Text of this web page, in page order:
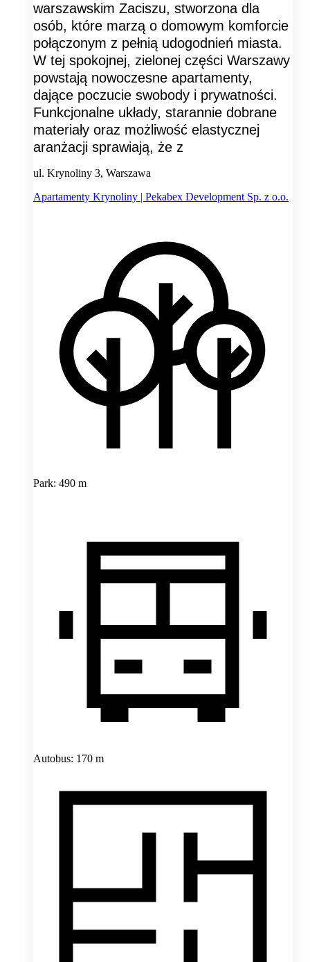
warszawskim Zaciszu, stworzona dla
osób, które marzą o domowym komforcie
połączonym z pełnią udogodnień miasta.
W tej spokojnej, zielonej części Warszawy
powstają nowoczesne apartamenty,
dające poczucie swobody i prywatności.
Funkcjonalne układy, starannie dobrane
materiały oraz możliwość elastycznej
aranżacji sprawiają, że z
ul. Krynoliny 3, Warszawa
Apartamenty Krynoliny | Pekabex Development Sp. z o.o.
Park: 490 m
Autobus: 170 m